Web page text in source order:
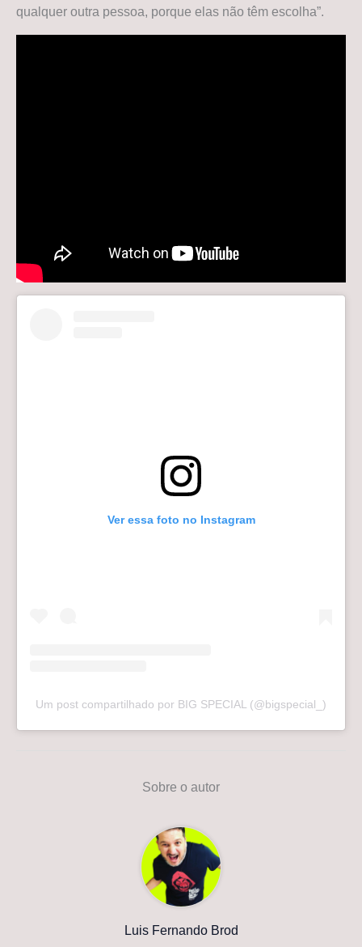
qualquer outra pessoa, porque elas não têm escolha”.
Ver essa foto no Instagram
Um post compartilhado por BIG SPECIAL (@bigspecial_)
Sobre o autor
Luis Fernando Brod